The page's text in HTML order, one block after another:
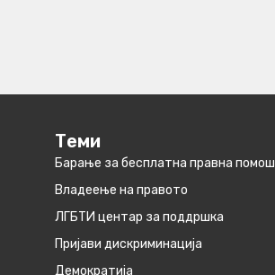
Теми
Барање за бесплатна правна помош
Владеење на правото
ЛГБТИ центар за поддршка
Пријави дискриминација
Демократија